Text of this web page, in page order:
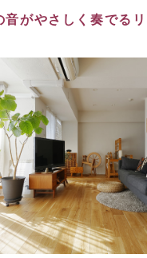
音がやさしく奏でる